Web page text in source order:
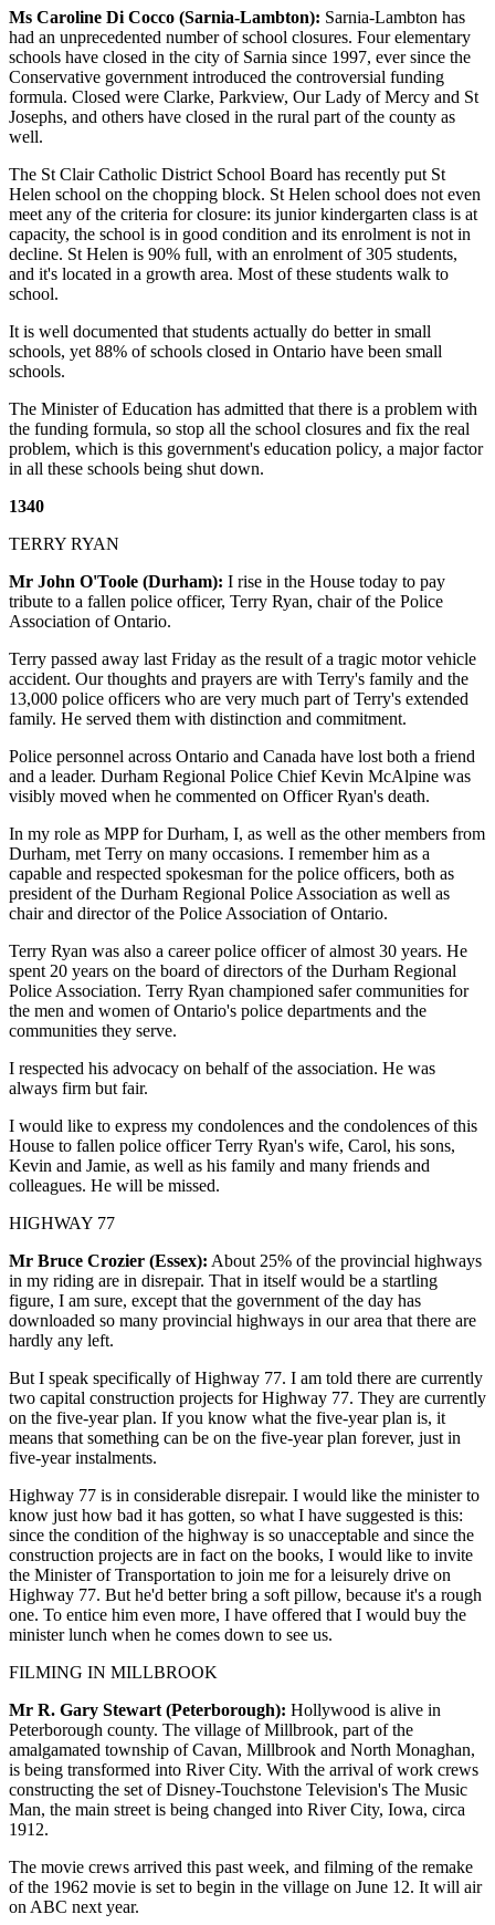
Ms Caroline Di Cocco (Sarnia-Lambton): Sarnia-Lambton has
had an unprecedented number of school closures. Four elementary
schools have closed in the city of Sarnia since 1997, ever since the
Conservative government introduced the controversial funding
formula. Closed were Clarke, Parkview, Our Lady of Mercy and St
Josephs, and others have closed in the rural part of the county as
well.
The St Clair Catholic District School Board has recently put St
Helen school on the chopping block. St Helen school does not even
meet any of the criteria for closure: its junior kindergarten class is at
capacity, the school is in good condition and its enrolment is not in
decline. St Helen is 90% full, with an enrolment of 305 students,
and it's located in a growth area. Most of these students walk to
school.
It is well documented that students actually do better in small
schools, yet 88% of schools closed in Ontario have been small
schools.
The Minister of Education has admitted that there is a problem with
the funding formula, so stop all the school closures and fix the real
problem, which is this government's education policy, a major factor
in all these schools being shut down.
1340
TERRY RYAN
Mr John O'Toole (Durham): I rise in the House today to pay
tribute to a fallen police officer, Terry Ryan, chair of the Police
Association of Ontario.
Terry passed away last Friday as the result of a tragic motor vehicle
accident. Our thoughts and prayers are with Terry's family and the
13,000 police officers who are very much part of Terry's extended
family. He served them with distinction and commitment.
Police personnel across Ontario and Canada have lost both a friend
and a leader. Durham Regional Police Chief Kevin McAlpine was
visibly moved when he commented on Officer Ryan's death.
In my role as MPP for Durham, I, as well as the other members from
Durham, met Terry on many occasions. I remember him as a
capable and respected spokesman for the police officers, both as
president of the Durham Regional Police Association as well as
chair and director of the Police Association of Ontario.
Terry Ryan was also a career police officer of almost 30 years. He
spent 20 years on the board of directors of the Durham Regional
Police Association. Terry Ryan championed safer communities for
the men and women of Ontario's police departments and the
communities they serve.
I respected his advocacy on behalf of the association. He was
always firm but fair.
I would like to express my condolences and the condolences of this
House to fallen police officer Terry Ryan's wife, Carol, his sons,
Kevin and Jamie, as well as his family and many friends and
colleagues. He will be missed.
HIGHWAY 77
Mr Bruce Crozier (Essex): About 25% of the provincial highways
in my riding are in disrepair. That in itself would be a startling
figure, I am sure, except that the government of the day has
downloaded so many provincial highways in our area that there are
hardly any left.
But I speak specifically of Highway 77. I am told there are currently
two capital construction projects for Highway 77. They are currently
on the five-year plan. If you know what the five-year plan is, it
means that something can be on the five-year plan forever, just in
five-year instalments.
Highway 77 is in considerable disrepair. I would like the minister to
know just how bad it has gotten, so what I have suggested is this:
since the condition of the highway is so unacceptable and since the
construction projects are in fact on the books, I would like to invite
the Minister of Transportation to join me for a leisurely drive on
Highway 77. But he'd better bring a soft pillow, because it's a rough
one. To entice him even more, I have offered that I would buy the
minister lunch when he comes down to see us.
FILMING IN MILLBROOK
Mr R. Gary Stewart (Peterborough): Hollywood is alive in
Peterborough county. The village of Millbrook, part of the
amalgamated township of Cavan, Millbrook and North Monaghan,
is being transformed into River City. With the arrival of work crews
constructing the set of Disney-Touchstone Television's The Music
Man, the main street is being changed into River City, Iowa, circa
1912.
The movie crews arrived this past week, and filming of the remake
of the 1962 movie is set to begin in the village on June 12. It will air
on ABC next year.